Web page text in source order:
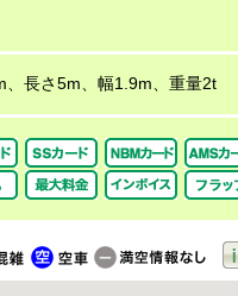
、長さ5m、幅1.9m、重量2t